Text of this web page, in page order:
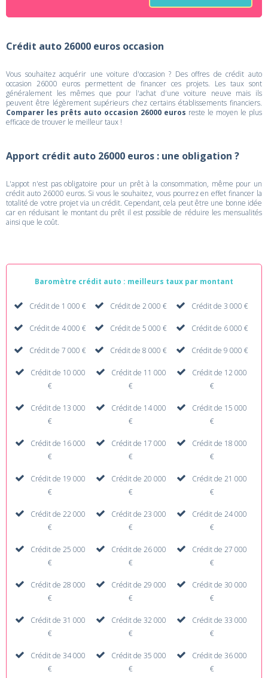
Crédit auto 26000 euros occasion
Vous souhaitez acquérir une voiture d'occasion ? Des offres de crédit auto
occasion 26000 euros permettent de financer ces projets. Les taux sont
généralement les mêmes que pour l'achat d'une voiture neuve mais ils
peuvent être légèrement supérieurs chez certains établissements financiers.
Comparer les prêts auto occasion 26000 euros reste le moyen le plus
efficace de trouver le meilleur taux !
Apport crédit auto 26000 euros : une obligation ?
L'appot n'est pas obligatoire pour un prêt à la consommation, même pour un
crédit auto 26000 euros. Si vous le souhaitez, vous pourrez en effet financer la
totalité de votre projet via un crédit. Cependant, cela peut être une bonne idée
car en réduisant le montant du prêt il est possible de réduire les mensualités
ainsi que le coût.
Baromètre crédit auto : meilleurs taux par montant
Crédit de 1 000 € Crédit de 2 000 € Crédit de 3 000 €
Crédit de 4 000 € Crédit de 5 000 € Crédit de 6 000 €
Crédit de 7 000 € Crédit de 8 000 € Crédit de 9 000 €
Crédit de 10 000
€
Crédit de 11 000
€
Crédit de 12 000
€
Crédit de 13 000
€
Crédit de 14 000
€
Crédit de 15 000
€
Crédit de 16 000
€
Crédit de 17 000
€
Crédit de 18 000
€
Crédit de 19 000
€
Crédit de 20 000
€
Crédit de 21 000
€
Crédit de 22 000
€
Crédit de 23 000
€
Crédit de 24 000
€
Crédit de 25 000
€
Crédit de 26 000
€
Crédit de 27 000
€
Crédit de 28 000
€
Crédit de 29 000
€
Crédit de 30 000
€
Crédit de 31 000
€
Crédit de 32 000
€
Crédit de 33 000
€
Crédit de 34 000
€
Crédit de 35 000
€
Crédit de 36 000
€